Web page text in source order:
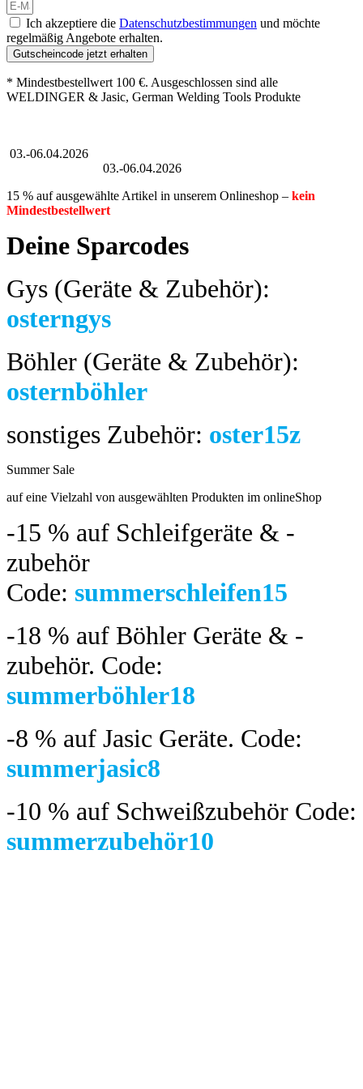
Ich akzeptiere die Datenschutzbestimmungen und möchte
regelmäßig Angebote erhalten.
Gutscheincode jetzt erhalten
* Mindestbestellwert 100 €. Ausgeschlossen sind alle
WELDINGER & Jasic, German Welding Tools Produkte
03.-06.04.2026
03.-06.04.2026
15 % auf ausgewählte Artikel in unserem Onlineshop – kein
Mindestbestellwert
Deine Sparcodes
Gys (Geräte & Zubehör):
osterngys
Böhler (Geräte & Zubehör):
osternböhler
sonstiges Zubehör: oster15z
Summer Sale
auf eine Vielzahl von ausgewählten Produkten im onlineShop
-15 % auf Schleifgeräte & -
zubehör
Code: summerschleifen15
-18 % auf Böhler Geräte & -
zubehör. Code:
summerböhler18
-8 % auf Jasic Geräte. Code:
summerjasic8
-10 % auf Schweißzubehör Code:
summerzubehör10